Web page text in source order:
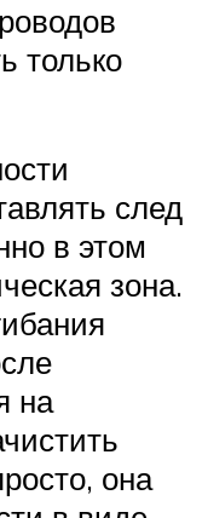
только
след
в этом
зона.
на
она